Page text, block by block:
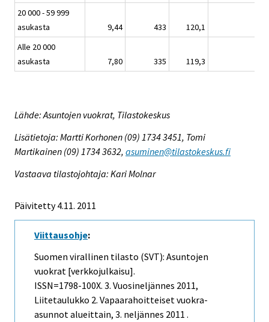
20 000 - 59 999
asukasta
9,44 433 120,1
Alle 20 000
asukasta
7,80 335 119,3
Lähde: Asuntojen vuokrat, Tilastokeskus
Lisätietoja: Martti Korhonen (09) 1734 3451, Tomi
Martikainen (09) 1734 3632, asuminen@tilastokeskus.fi
Vastaava tilastojohtaja: Kari Molnar
Päivitetty 4.11. 2011
Viittausohje:
Suomen virallinen tilasto (SVT): Asuntojen
vuokrat [verkkojulkaisu].
ISSN=1798-100X. 3. Vuosineljännes 2011,
Liitetaulukko 2. Vapaarahoitteiset vuokra-
asunnot alueittain, 3. neljännes 2011 .